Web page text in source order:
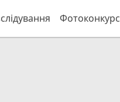
Фотоконкурс